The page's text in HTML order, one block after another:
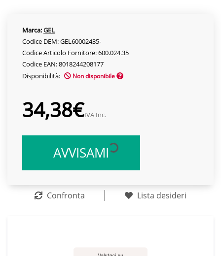
Marca:GEL
Codice DEM: GEL60002435-
Codice Articolo Fornitore: 600.024.35
Codice EAN: 8018244208177
Disponibilità:
Non disponibile
34,38€IVA Inc.
AVVISAMI
Confronta Lista desideri